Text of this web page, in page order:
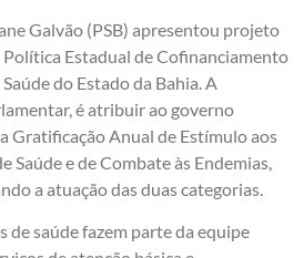
Galvão (PSB) apresentou projeto
Estadual de Cofinanciamento
do Estado da Bahia. A
é atribuir ao governo
Gratificação Anual de Estímulo aos
Saúde e de Combate às Endemias,
a atuação das duas categorias.
de saúde fazem parte da equipe